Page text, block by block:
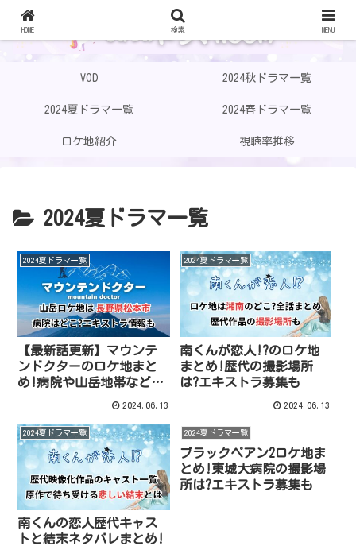
VOD 2024秋ドラマ一覧
2024夏ドラマ一覧 2024春ドラマ一覧
ロケ地紹介 視聴率推移
2024夏ドラマ一覧
2024夏ドラマ一覧
【最新話更新】マウンテ
ンドクターのロケ地まと
め!病院や山岳地帯などの
2024.06.13
2024夏ドラマ一覧
南くんが恋人!?のロケ地
まとめ!歴代の撮影場所
は?エキストラ募集も
2024.06.13
2024夏ドラマ一覧
南くんの恋人歴代キャス
トと結末ネタバレまとめ!
2024夏ドラマ一覧
ブラックペアン2ロケ地ま
とめ!東城大病院の撮影場
所は?エキストラ募集も
HOME 検索 MENU